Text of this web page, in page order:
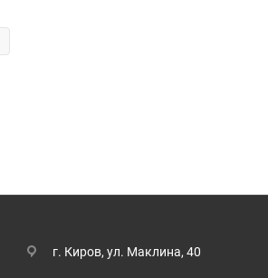
г. Киров, ул. Маклина, 40